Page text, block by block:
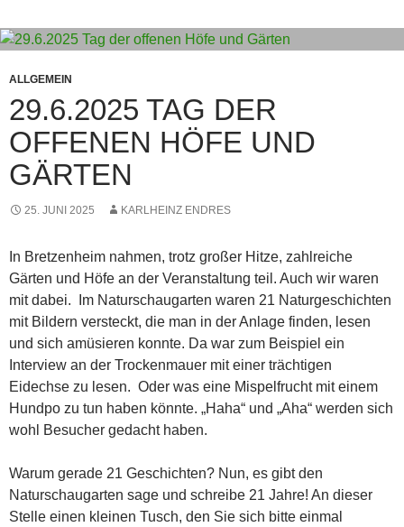
ALLGEMEIN
29.6.2025 TAG DER
OFFENEN HÖFE UND
GÄRTEN
25. JUNI 2025 KARLHEINZ ENDRES
In Bretzenheim nahmen, trotz großer Hitze, zahlreiche
Gärten und Höfe an der Veranstaltung teil. Auch wir waren
mit dabei. Im Naturschaugarten waren 21 Naturgeschichten
mit Bildern versteckt, die man in der Anlage finden, lesen
und sich amüsieren konnte. Da war zum Beispiel ein
Interview an der Trockenmauer mit einer trächtigen
Eidechse zu lesen. Oder was eine Mispelfrucht mit einem
Hundpo zu tun haben könnte. „Haha“ und „Aha“ werden sich
wohl Besucher gedacht haben.
Warum gerade 21 Geschichten? Nun, es gibt den
Naturschaugarten sage und schreibe 21 Jahre! An dieser
Stelle einen kleinen Tusch, den Sie sich bitte einmal